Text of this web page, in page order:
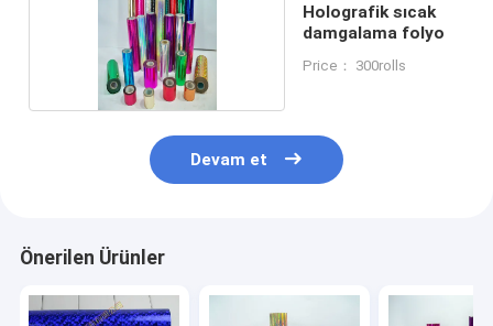
Holografik sıcak
damgalama folyo
Price： 300rolls
Devam et
Önerilen Ürünler